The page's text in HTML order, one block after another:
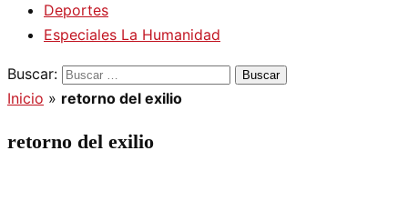
Deportes
Especiales La Humanidad
Buscar:
Inicio » retorno del exilio
retorno del exilio